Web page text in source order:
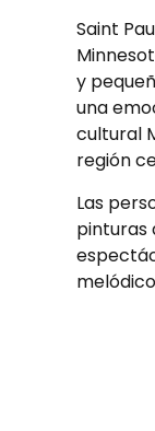
Saint
y
una
cultural
región
Las
pinturas